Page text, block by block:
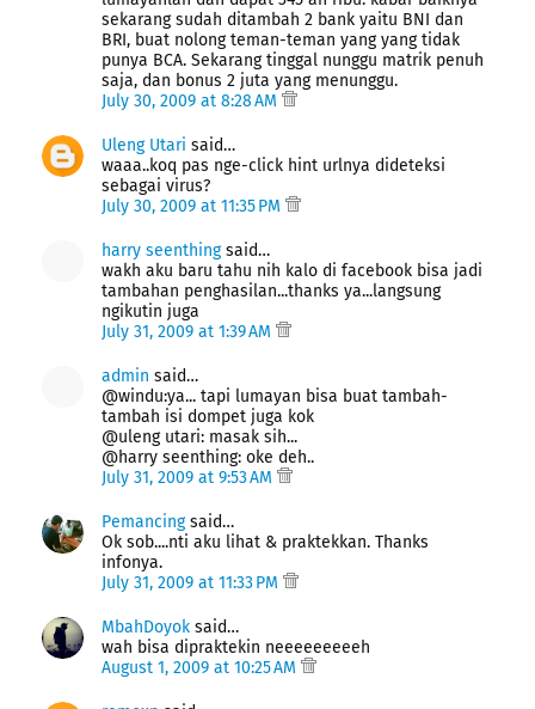
sekarang sudah ditambah 2 bank yaitu BNI dan
BRI, buat nolong teman-teman yang yang tidak
punya BCA. Sekarang tinggal nunggu matrik penuh
saja, dan bonus 2 juta yang menunggu.
July 30, 2009 at 8:28 AM
Uleng Utari said…
waaa..koq pas nge-click hint urlnya dideteksi
sebagai virus?
July 30, 2009 at 11:35 PM
harry seenthingsaid…
wakh aku baru tahu nih kalo di facebook bisa jadi
tambahan penghasilan...thanks ya...langsung
ngikutin juga
July 31, 2009 at 1:39 AM
admin said…
@windu:ya... tapi lumayan bisa buat tambah-
tambah isi dompet juga kok
@uleng utari: masak sih...
@harry seenthing: oke deh..
July 31, 2009 at 9:53 AM
Pemancingsaid…
Ok sob....nti aku lihat & praktekkan. Thanks
infonya.
July 31, 2009 at 11:33 PM
MbahDoyok said…
wah bisa dipraktekin neeeeeeeeeh
August 1, 2009 at 10:25 AM